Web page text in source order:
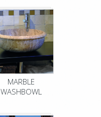
MARBLE
WASHBOWL